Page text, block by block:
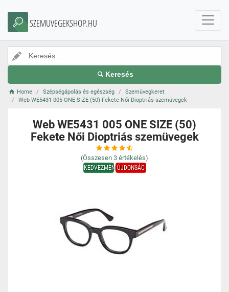
SZEMUVEGEKSHOP.HU
Keresés
Home Szépségápolás és egészség
Szemüvegkeret
Web WE5431 005 ONE SIZE (50) Fekete Női Dioptriás szemüvegek
Web WE5431 005 ONE SIZE (50)
Fekete Női Dioptriás szemüvegek
(Összesen 3 értékelés)
KEDVEZMÉNYÚJDONSÁG